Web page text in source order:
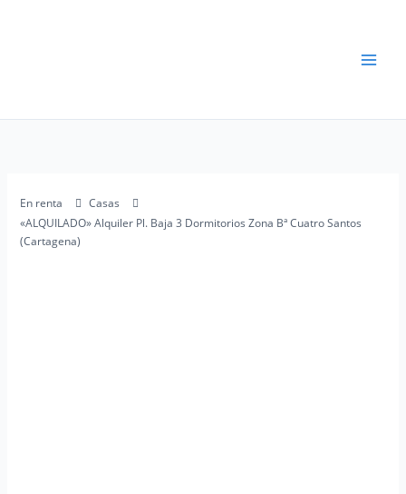
En renta
Casas
«ALQUILADO» Alquiler Pl. Baja 3 Dormitorios Zona Bª Cuatro Santos
(Cartagena)